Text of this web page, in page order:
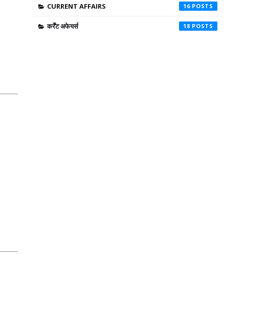
CURRENT AFFAIRS 16
कर्रेंट अफेयर्स 18